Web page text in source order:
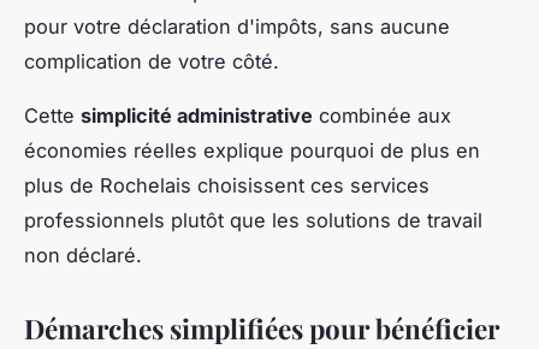
pour votre déclaration d'impôts, sans aucune
complication de votre côté.
Cette simplicité administrative combinée aux
économies réelles explique pourquoi de plus en
plus de Rochelais choisissent ces services
professionnels plutôt que les solutions de travail
non déclaré.
Démarches simplifiées pour bénéficier